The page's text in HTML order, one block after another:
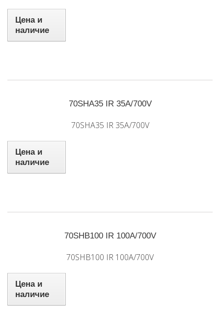
Цена и
наличие
70SHA35 IR 35A/700V
70SHA35 IR 35A/700V
Цена и
наличие
70SHB100 IR 100A/700V
70SHB100 IR 100A/700V
Цена и
наличие